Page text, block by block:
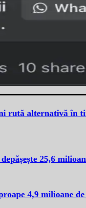
rută alternativă în
25,6
4,9 milioane